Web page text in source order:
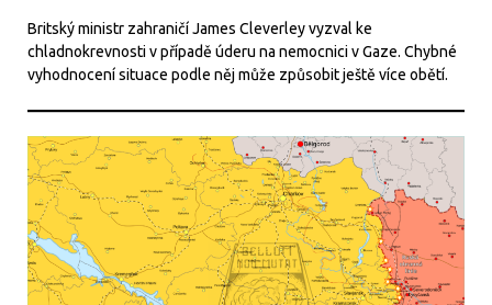
Britský ministr zahraničí James Cleverley vyzval ke
chladnokrevnosti v případě úderu na nemocnici v Gaze. Chybné
vyhodnocení situace podle něj může způsobit ještě více obětí.